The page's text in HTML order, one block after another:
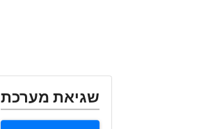
שגיאת מערכת